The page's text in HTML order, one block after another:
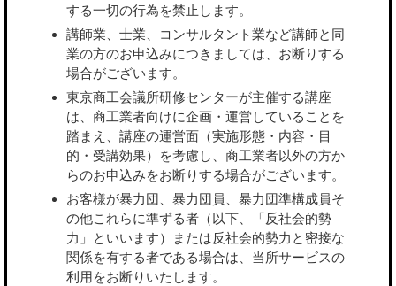
する一切の行為を禁止します。
講師業、士業、コンサルタント業など講師と同
業の方のお申込みにつきましては、お断りする
場合がございます。
東京商工会議所研修センターが主催する講座
は、商工業者向けに企画・運営していることを
踏まえ、講座の運営面（実施形態・内容・目
的・受講効果）を考慮し、商工業者以外の方か
らのお申込みをお断りする場合がございます。
お客様が暴力団、暴力団員、暴力団準構成員そ
の他これらに準ずる者（以下、「反社会的勢
力」といいます）または反社会的勢力と密接な
関係を有する者である場合は、当所サービスの
利用をお断りいたします。